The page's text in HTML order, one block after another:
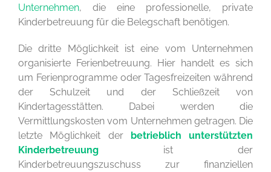
Unternehmen, die eine professionelle, private
Kinderbetreuung für die Belegschaft benötigen.
Die dritte Möglichkeit ist eine vom Unternehmen
organisierte Ferienbetreuung. Hier handelt es sich
um Ferienprogramme oder Tagesfreizeiten während
der Schulzeit und der Schließzeit von
Kindertagesstätten. Dabei werden die
Vermittlungskosten vom Unternehmen getragen. Die
letzte Möglichkeit der betrieblich unterstützten
Kinderbetreuung ist der
Kinderbetreuungszuschuss zur finanziellen